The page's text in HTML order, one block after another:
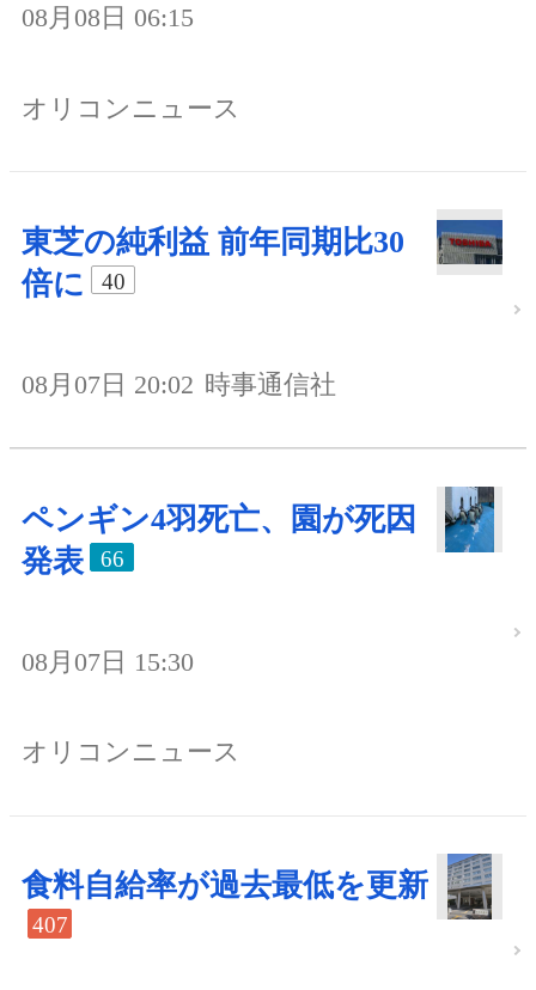
08月08日 06:15
オリコンニュース
東芝の純利益 前年同期比30
倍に
40
08月07日 20:02 時事通信社
ペンギン4羽死亡、園が死因
発表
66
08月07日 15:30
オリコンニュース
食料自給率が過去最低を更新
407